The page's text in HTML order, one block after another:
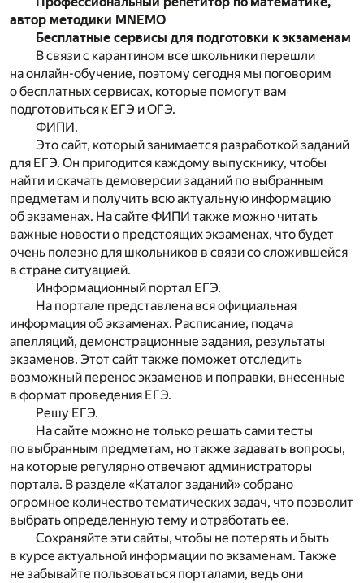
автор методики MNEMO
Бесплатные сервисы для подготовки к экзаменам
В связи с карантином все школьники перешли
на онлайн-обучение, поэтому сегодня мы поговорим
о бесплатных сервисах, которые помогут вам
подготовиться к ЕГЭ и ОГЭ.
ФИПИ.
Это сайт, который занимается разработкой заданий
для ЕГЭ. Он пригодится каждому выпускнику, чтобы
найти и скачать демоверсии заданий по выбранным
предметам и получить всю актуальную информацию
об экзаменах. На сайте ФИПИ также можно читать
важные новости о предстоящих экзаменах, что будет
очень полезно для школьников в связи со сложившейся
в стране ситуацией.
Информационный портал ЕГЭ.
На портале представлена вся официальная
информация об экзаменах. Расписание, подача
апелляций, демонстрационные задания, результаты
экзаменов. Этот сайт также поможет отследить
возможный перенос экзаменов и поправки, внесенные
в формат проведения ЕГЭ.
Решу ЕГЭ.
На сайте можно не только решать сами тесты
по выбранным предметам, но также задавать вопросы,
на которые регулярно отвечают администраторы
портала. В разделе «Каталог заданий» собрано
огромное количество тематических задач, что позволит
выбрать определенную тему и отработать ее.
Сохраняйте эти сайты, чтобы не потерять и быть
в курсе актуальной информации по экзаменам. Также
не забывайте пользоваться порталами, ведь они